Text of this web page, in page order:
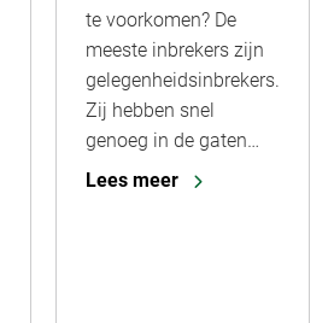
te voorkomen? De
meeste inbrekers zijn
gelegenheidsinbrekers.
Zij hebben snel
genoeg in de gaten…
Lees meer